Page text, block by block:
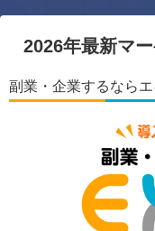
2026年最新マ
副業・企業するならエ